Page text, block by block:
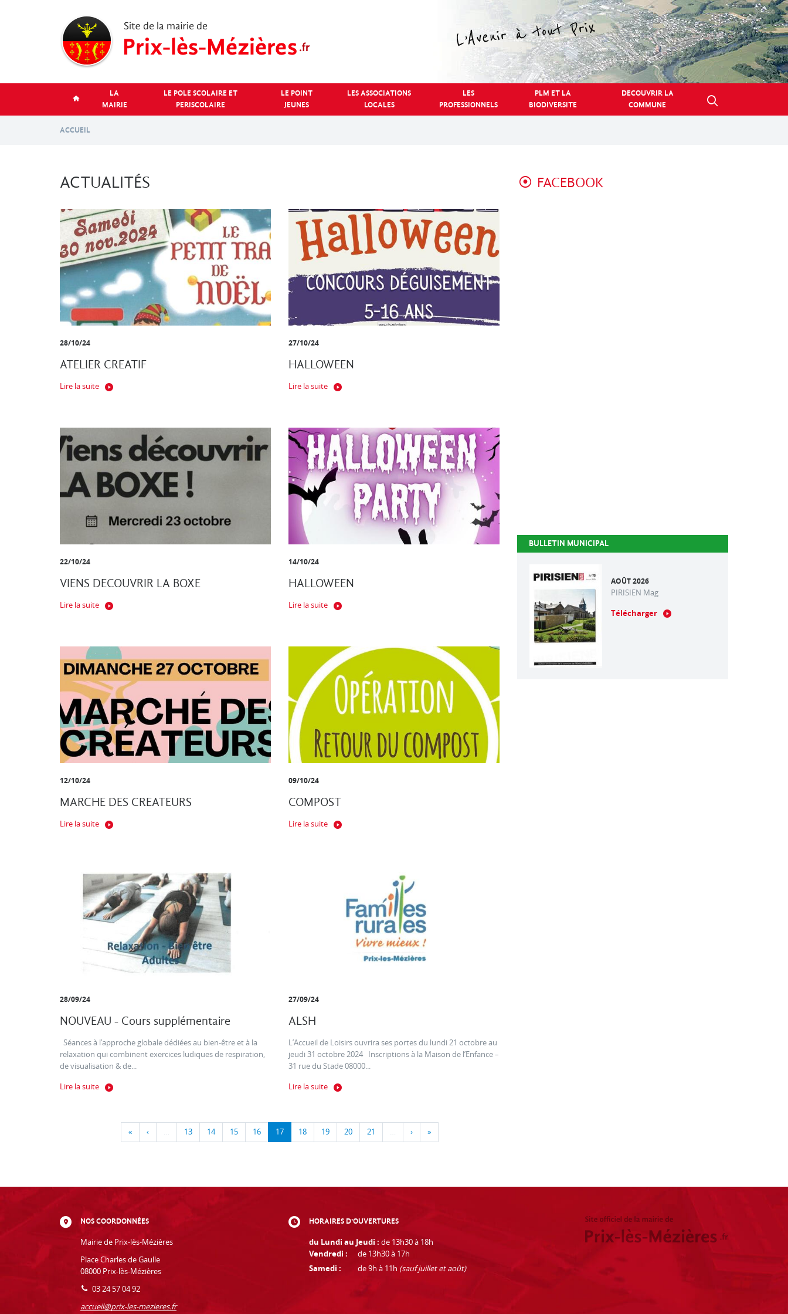
LA
MAIRIE
LE POLE SCOLAIRE ET
PERISCOLAIRE
LE POINT
JEUNES
LES ASSOCIATIONS
LOCALES
LES
PROFESSIONNELS
PLM ET LA
BIODIVERSITE
DECOUVRIR LA
COMMUNE
ACCUEIL
ACTUALITÉS
28/10/24
ATELIER CREATIF
Lire la suite
27/10/24
HALLOWEEN
Lire la suite
22/10/24
VIENS DECOUVRIR LA BOXE
Lire la suite
14/10/24
HALLOWEEN
Lire la suite
12/10/24
MARCHE DES CREATEURS
Lire la suite
09/10/24
COMPOST
Lire la suite
28/09/24
NOUVEAU - Cours supplémentaire
Séances à l’approche globale dédiées au bien-être et à la
relaxation qui combinent exercices ludiques de respiration,
de visualisation & de...
Lire la suite
27/09/24
ALSH
L’Accueil de Loisirs ouvrira ses portes du lundi 21 octobre au
jeudi 31 octobre 2024 Inscriptions à la Maison de l’Enfance –
31 rue du Stade 08000...
Lire la suite
« ‹ … 13 14 15 16 17 18 19 20 21 … › »
FACEBOOK
BULLETIN MUNICIPAL
AOÛT 2026
PIRISIEN Mag
Télécharger
NOS COORDONNÉES
Mairie de Prix-lès-Mézières
Place Charles de Gaulle
08000 Prix-lès-Mézières
03 24 57 04 92
accueil@prix-les-mezieres.fr
HORAIRES D'OUVERTURES
du Lundi au Jeudi : de 13h30 à 18h
Vendredi :
de 13h30 à 17h
Samedi :
de 9h à 11h (sauf juillet et août)